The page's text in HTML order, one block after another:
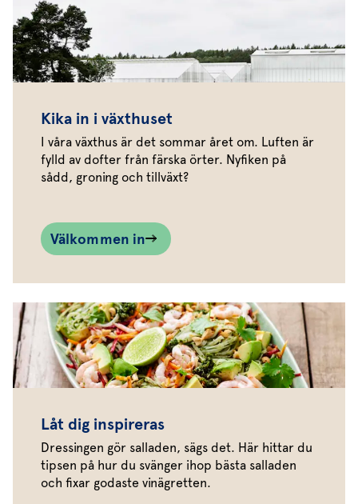
Kika in i växthuset
I våra växthus är det sommar året om. Luften är
fylld av dofter från färska örter. Nyfiken på
sådd, groning och tillväxt?
Välkommen in
Låt dig inspireras
Dressingen gör salladen, sägs det. Här hittar du
tipsen på hur du svänger ihop bästa salladen
och fixar godaste vinägretten.